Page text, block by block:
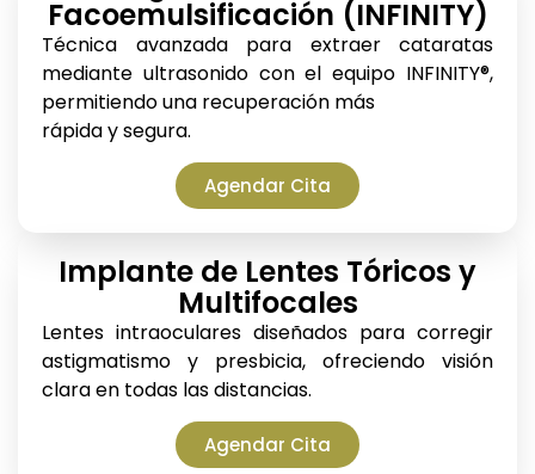
Facoemulsificación (INFINITY)
Técnica avanzada para extraer cataratas
mediante ultrasonido con el equipo INFINITY®,
permitiendo una recuperación más
rápida y segura.
Agendar Cita
Implante de Lentes Tóricos y
Multifocales
Lentes intraoculares diseñados para corregir
astigmatismo y presbicia, ofreciendo visión
clara en todas las distancias.
Agendar Cita